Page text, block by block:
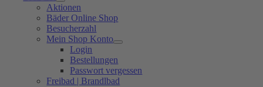
Aktionen
Bäder Online Shop
Besucherzahl
Mein Shop Konto
Login
Bestellungen
Passwort vergessen
Freibad | Brandlbad